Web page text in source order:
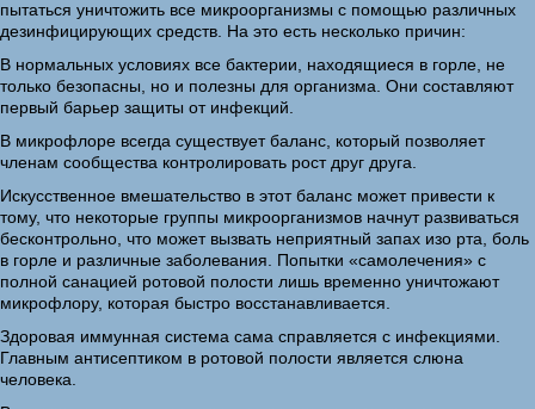
пытаться уничтожить все микроорганизмы с помощью различных
дезинфицирующих средств. На это есть несколько причин:
В нормальных условиях все бактерии, находящиеся в горле, не
только безопасны, но и полезны для организма. Они составляют
первый барьер защиты от инфекций.
В микрофлоре всегда существует баланс, который позволяет
членам сообщества контролировать рост друг друга.
Искусственное вмешательство в этот баланс может привести к
тому, что некоторые группы микроорганизмов начнут развиваться
бесконтрольно, что может вызвать неприятный запах изо рта, боль
в горле и различные заболевания. Попытки «самолечения» с
полной санацией ротовой полости лишь временно уничтожают
микрофлору, которая быстро восстанавливается.
Здоровая иммунная система сама справляется с инфекциями.
Главным антисептиком в ротовой полости является слюна
человека.